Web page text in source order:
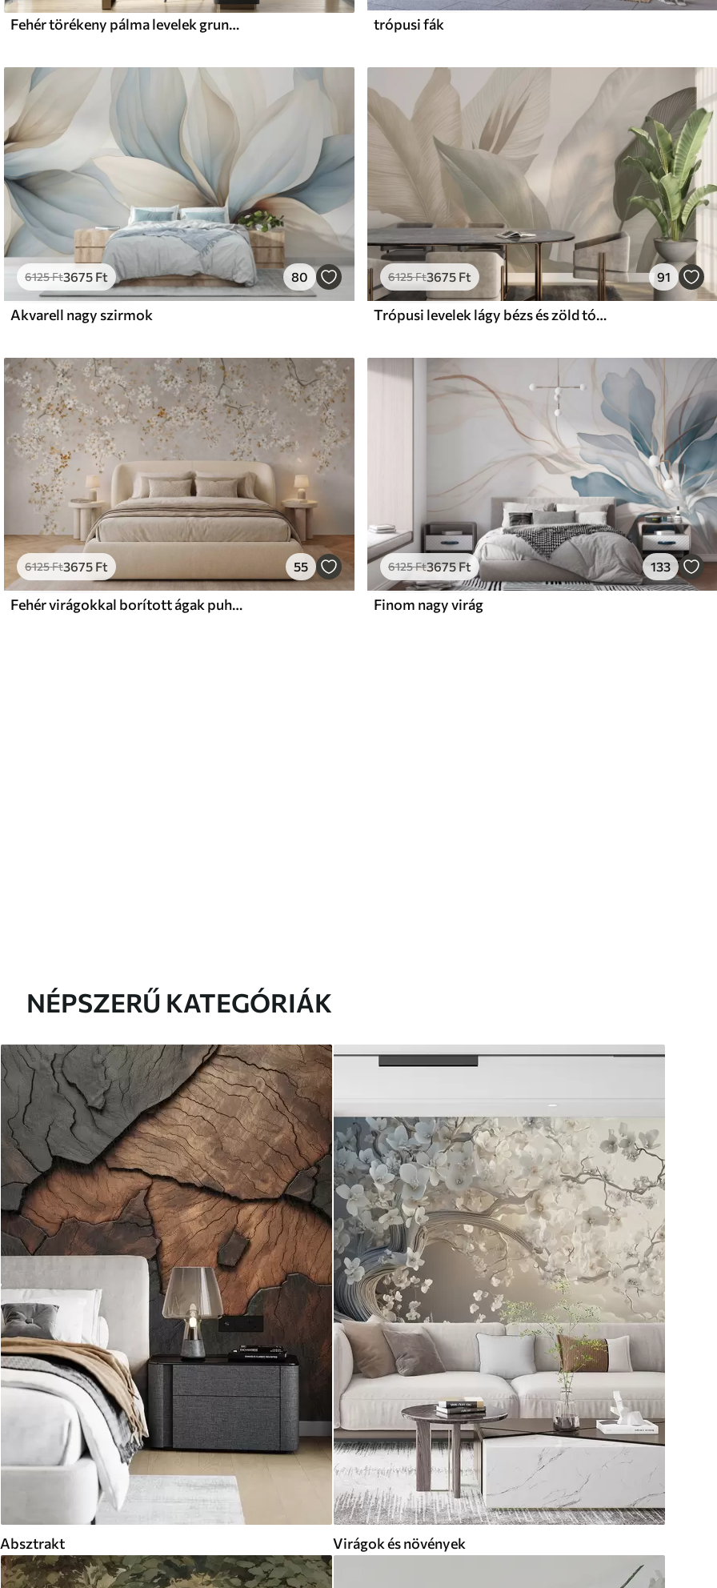
13600 Ft
Fehér törékeny pálma levelek grunge textúrával trópusi fák
6125Ft3675 Ft 80
Akvarell nagy szirmok
6125Ft3675 Ft 91
Trópusi levelek lágy bézs és zöld tónusokban, akvarell hatású, gyengéd színátmenetekkel
6125Ft3675 Ft 55
Fehér virágokkal borított ágak puha bézs háttér előtt
6125Ft3675 Ft 133
Finom nagy virág
NÉPSZERŰ KATEGÓRIÁK
Absztrakt Virágok és növények